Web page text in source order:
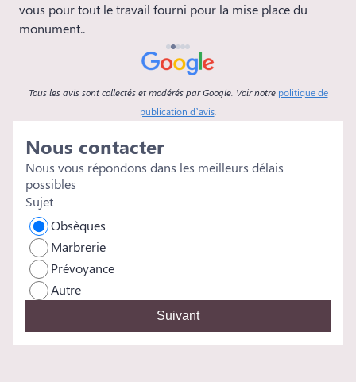
vous pour tout le travail fourni pour la mise place du
monument..
Tous les avis sont collectés et modérés par Google. Voir notre politique de
publication d’avis.
Nous contacter
Nous vous répondons dans les meilleurs délais
possibles
Sujet
Obsèques
Marbrerie
Prévoyance
Autre
Suivant